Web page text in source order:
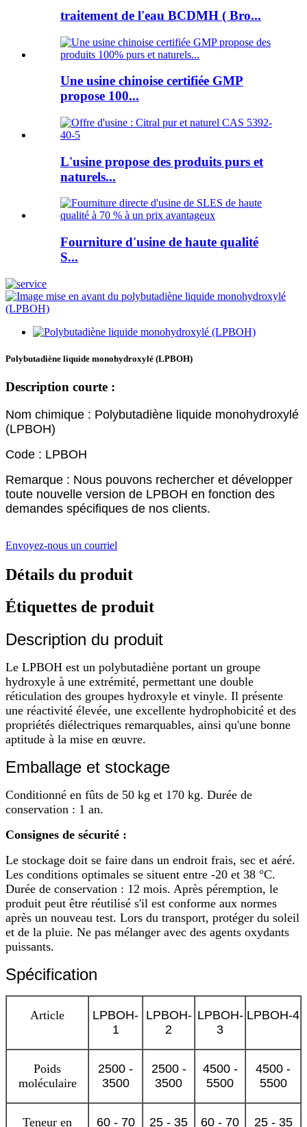
traitement de l'eau BCDMH ( Bro...
Une usine chinoise certifiée GMP
propose 100...
L'usine propose des produits purs et
naturels...
Fourniture d'usine de haute qualité
S...
Polybutadiène liquide monohydroxylé (LPBOH)
Description courte :
Nom chimique : Polybutadiène liquide monohydroxylé
(LPBOH)
Code : LPBOH
Remarque : Nous pouvons rechercher et développer
toute nouvelle version de LPBOH en fonction des
demandes spécifiques de nos clients.
Envoyez-nous un courriel
Détails du produit
Étiquettes de produit
Description du produit
Le LPBOH est un polybutadiène portant un groupe
hydroxyle à une extrémité, permettant une double
réticulation des groupes hydroxyle et vinyle. Il présente
une réactivité élevée, une excellente hydrophobicité et des
propriétés diélectriques remarquables, ainsi qu'une bonne
aptitude à la mise en œuvre.
Emballage et stockage
Conditionné en fûts de 50 kg et 170 kg. Durée de
conservation : 1 an.
Consignes de sécurité :
Le stockage doit se faire dans un endroit frais, sec et aéré.
Les conditions optimales se situent entre -20 et 38 °C.
Durée de conservation : 12 mois. Après péremption, le
produit peut être réutilisé s'il est conforme aux normes
après un nouveau test. Lors du transport, protéger du soleil
et de la pluie. Ne pas mélanger avec des agents oxydants
puissants.
Spécification
Article
LPBOH-
1
LPBOH-
2
LPBOH-
3
LPBOH-4
Poids
moléculaire
2500 -
3500
2500 -
3500
4500 -
5500
4500 -
5500
Teneur en 60 - 70 25 - 35 60 - 70 25 - 35